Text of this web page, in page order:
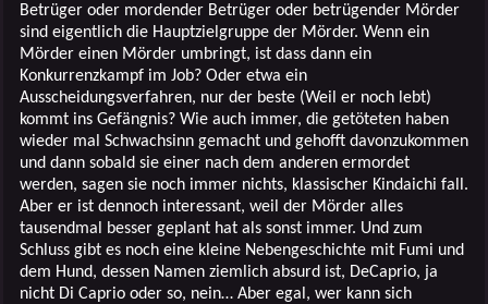
Betrüger oder mordender Betrüger oder betrügender Mörder
sind eigentlich die Hauptzielgruppe der Mörder. Wenn ein
Mörder einen Mörder umbringt, ist dass dann ein
Konkurrenzkampf im Job? Oder etwa ein
Ausscheidungsverfahren, nur der beste (Weil er noch lebt)
kommt ins Gefängnis? Wie auch immer, die getöteten haben
wieder mal Schwachsinn gemacht und gehofft davonzukommen
und dann sobald sie einer nach dem anderen ermordet
werden, sagen sie noch immer nichts, klassischer Kindaichi fall.
Aber er ist dennoch interessant, weil der Mörder alles
tausendmal besser geplant hat als sonst immer. Und zum
Schluss gibt es noch eine kleine Nebengeschichte mit Fumi und
dem Hund, dessen Namen ziemlich absurd ist, DeCaprio, ja
nicht Di Caprio oder so, nein… Aber egal, wer kann sich